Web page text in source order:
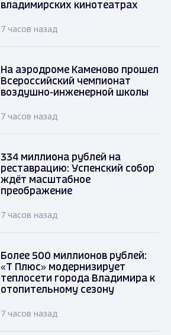
владимирских кинотеатрах
7 часов назад
На аэродроме Каменово прошел
Всероссийский чемпионат
воздушно-инженерной школы
7 часов назад
334 миллиона рублей на
реставрацию: Успенский собор
ждёт масштабное
преображение
7 часов назад
Более 500 миллионов рублей:
«Т Плюс» модернизирует
теплосети города Владимира к
отопительному сезону
7 часов назад